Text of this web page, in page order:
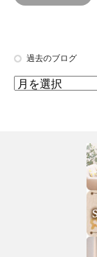
過去のブログ